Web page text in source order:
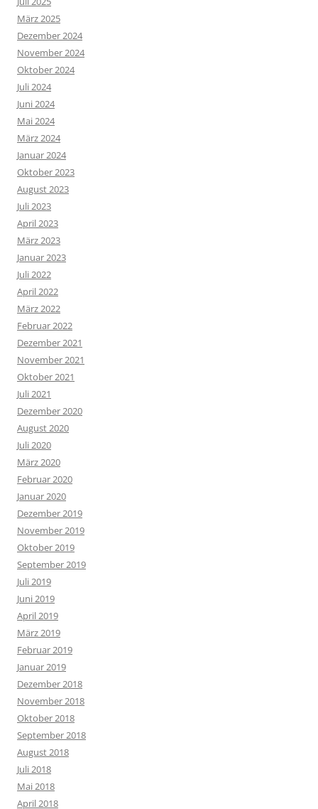
März 2025
Dezember 2024
November 2024
Oktober 2024
Juli 2024
Juni 2024
Mai 2024
März 2024
Januar 2024
Oktober 2023
August 2023
Juli 2023
April 2023
März 2023
Januar 2023
Juli 2022
April 2022
März 2022
Februar 2022
Dezember 2021
November 2021
Oktober 2021
Juli 2021
Dezember 2020
August 2020
Juli 2020
März 2020
Februar 2020
Januar 2020
Dezember 2019
November 2019
Oktober 2019
September 2019
Juli 2019
Juni 2019
April 2019
März 2019
Februar 2019
Januar 2019
Dezember 2018
November 2018
Oktober 2018
September 2018
August 2018
Juli 2018
Mai 2018
April 2018